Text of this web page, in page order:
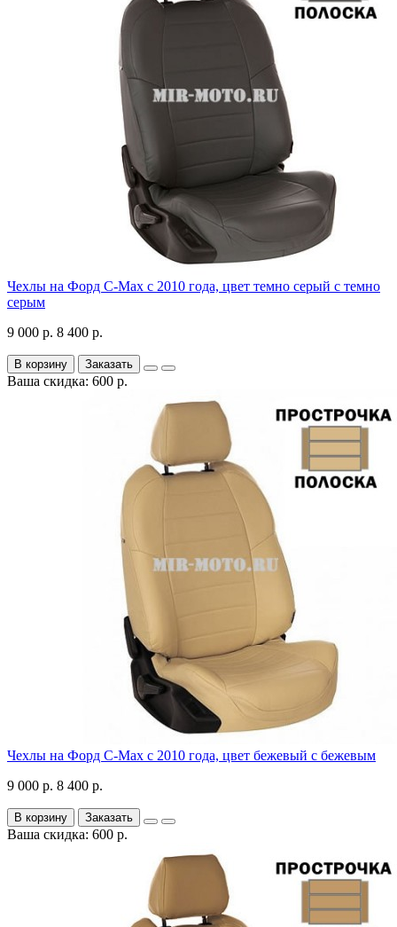
Чехлы на Форд C-Max с 2010 года, цвет темно серый с темно
серым
9 000 р. 8 400 р.
В корзину Заказать
Ваша скидка: 600 р.
Чехлы на Форд C-Max с 2010 года, цвет бежевый с бежевым
9 000 р. 8 400 р.
В корзину Заказать
Ваша скидка: 600 р.